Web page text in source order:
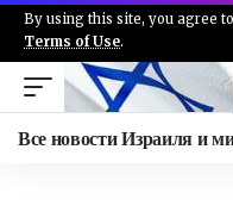
By using this site, you agree
Terms of Use.
Все новости Израиля и